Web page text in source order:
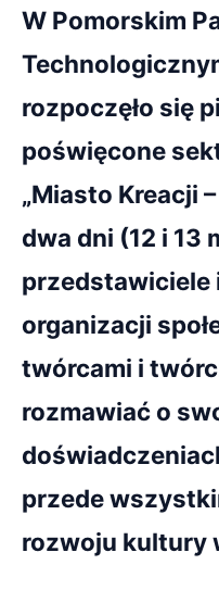
W Pomorskim
rozpoczęło się
poświęcone
„Miasto Kreacji –
dwa dni (12 i 13
organizacji
twórcami i
rozmawiać o
przede
rozwoju kultury